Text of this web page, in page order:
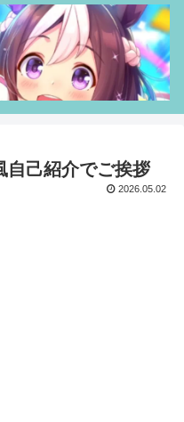
自己紹介でご挨拶
2026.05.02